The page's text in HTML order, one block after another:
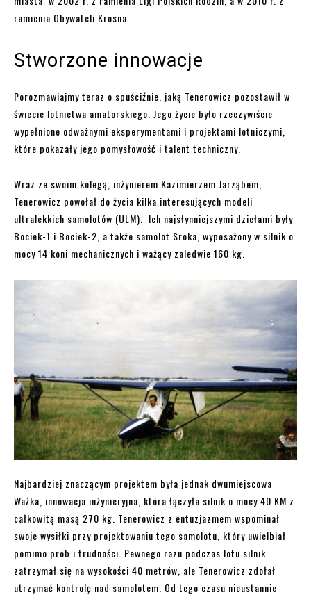
ramienia Obywateli Krosna.
Stworzone innowacje
Porozmawiajmy teraz o spuściźnie, jaką Tenerowicz pozostawił w
świecie lotnictwa amatorskiego. Jego życie było rzeczywiście
wypełnione odważnymi eksperymentami i projektami lotniczymi,
które pokazały jego pomysłowość i talent techniczny.
Wraz ze swoim kolegą, inżynierem Kazimierzem Jarząbem,
Tenerowicz powołał do życia kilka interesujących modeli
ultralekkich samolotów (ULM). Ich najsłynniejszymi dziełami były
Bociek-1 i Bociek-2, a także samolot Sroka, wyposażony w silnik o
mocy 14 koni mechanicznych i ważący zaledwie 160 kg.
Najbardziej znaczącym projektem była jednak dwumiejscowa
Ważka, innowacja inżynieryjna, która łączyła silnik o mocy 40 KM z
całkowitą masą 270 kg. Tenerowicz z entuzjazmem wspominał
swoje wysiłki przy projektowaniu tego samolotu, który uwielbiał
pomimo prób i trudności. Pewnego razu podczas lotu silnik
zatrzymał się na wysokości 40 metrów, ale Tenerowicz zdołał
utrzymać kontrolę nad samolotem. Od tego czasu nieustannie